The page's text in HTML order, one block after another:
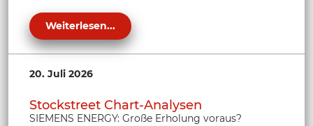
Weiterlesen...
20. Juli 2026
Stockstreet Chart-Analysen
SIEMENS ENERGY: Große Erholung voraus?